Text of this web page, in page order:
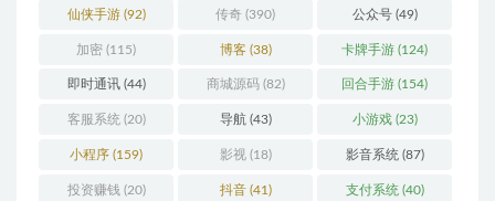
仙侠手游(92) 传奇 (390) 公众号(49)
加密 (115) 博客(38) 卡牌手游 (124)
即时通讯(44) 商城源码(82) 回合手游 (154)
客服系统 (20) 导航(43) 小游戏(23)
小程序 (159) 影视(18) 影音系统 (87)
投资赚钱 (20) 抖音(41) 支付系统 (40)